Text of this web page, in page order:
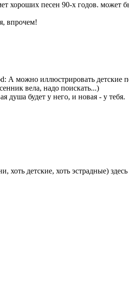
хороших песен 90-х годов. может
впрочем!
А можно иллюстрировать детские
вела, надо поискать...)
душа будет у него, и новая - у тебя.
детские, хоть эстрадные)